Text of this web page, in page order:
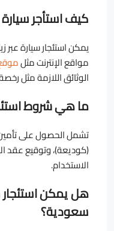
كيف استأجر
يمكن استئجار سيارة عبر
مواقع الإنترنت مثل
الوثائق اللازمة مثل
ما هي شروط
تشمل الحصول على
(كوديعة)، وتوقيع عقد
الاستخدام.
هل يمكن
سعودية؟